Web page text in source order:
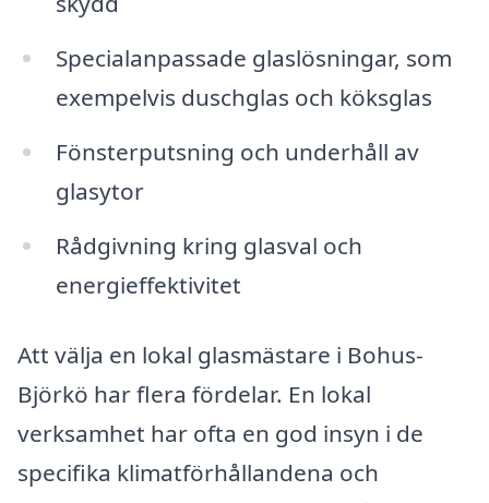
Specialanpassade glaslösningar, som
exempelvis duschglas och köksglas
Fönsterputsning och underhåll av
glasytor
Rådgivning kring glasval och
energieffektivitet
Att välja en lokal glasmästare i Bohus-
Björkö har flera fördelar. En lokal
verksamhet har ofta en god insyn i de
specifika klimatförhållandena och